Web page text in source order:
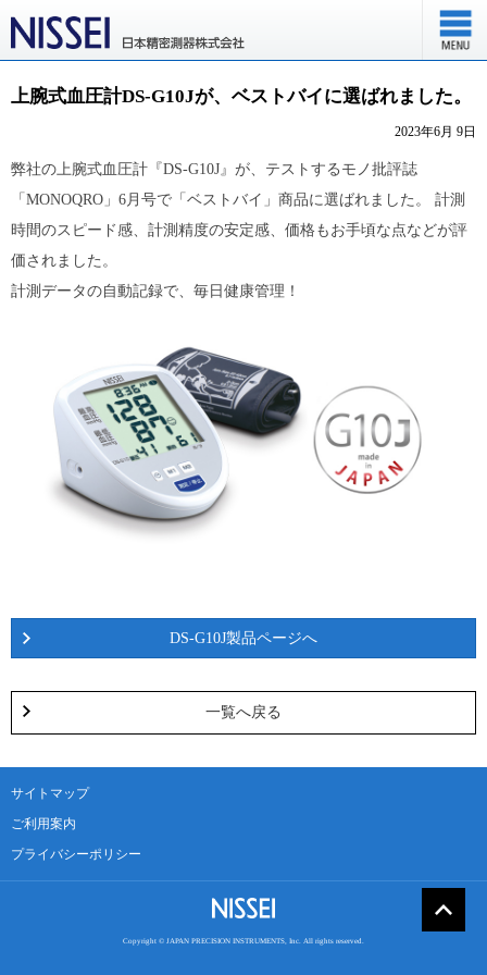
上腕式血圧計DS-G10Jが、ベストバイに選ばれました。
2023年6月 9日
弊社の上腕式血圧計『DS-G10J』が、テストするモノ批評誌
「MONOQRO」6月号で「ベストバイ」商品に選ばれました。 計測
時間のスピード感、計測精度の安定感、価格もお手頃な点などが評
価されました。
計測データの自動記録で、毎日健康管理！
DS-G10J製品ページへ
一覧へ戻る
サイトマップ
ご利用案内
プライバシーポリシー
Copyright © JAPAN PRECISION INSTRUMENTS, Inc. All rights reserved.